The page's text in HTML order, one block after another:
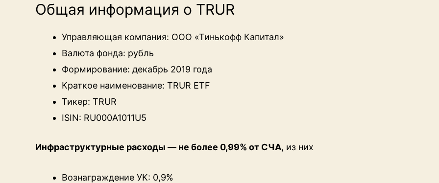
Общая информация о TRUR
Управляющая компания: ООО «Тинькофф Капитал»
Валюта фонда: рубль
Формирование: декабрь 2019 года
Краткое наименование: TRUR ETF
Тикер: TRUR
ISIN: RU000A1011U5
Инфраструктурные расходы — не более 0,99% от СЧА, из них
Вознаграждение УК: 0,9%